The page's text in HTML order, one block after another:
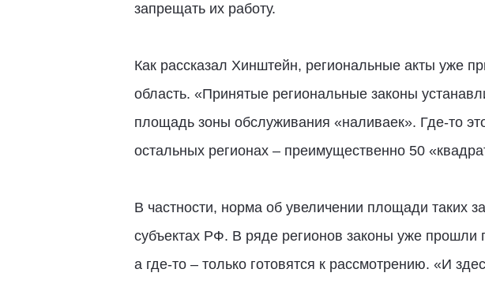
запрещать их работу.
Как рассказал Хинштейн, региональные акты уже
область. «Принятые региональные законы
площадь зоны обслуживания «наливаек». Где-то
остальных регионах – преимущественно 50
В частности, норма об увеличении площади таких
субъектах РФ. В ряде регионов законы уже прошли
а где-то – только готовятся к рассмотрению. «И